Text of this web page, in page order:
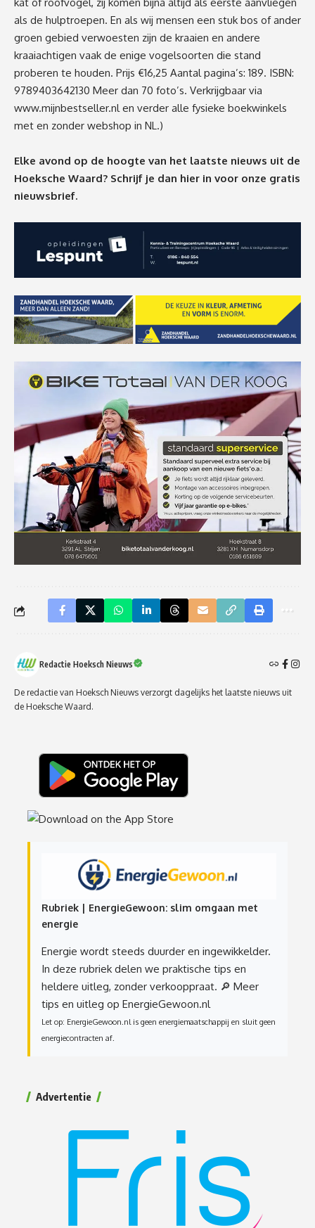
als de hulptroepen. En als wij mensen een stuk bos of ander
groen gebied verwoesten zijn de kraaien en andere
kraaiachtigen vaak de enige vogelsoorten die stand
proberen te houden. Prijs €16,25 Aantal pagina’s: 189. ISBN:
9789403642130 Meer dan 70 foto’s. Verkrijgbaar via
www.mijnbestseller.nl en verder alle fysieke boekwinkels
met en zonder webshop in NL.)
Elke avond op de hoogte van het laatste nieuws uit de
Hoeksche Waard? Schrijf je dan hier in voor onze gratis
nieuwsbrief.
Redactie Hoeksch Nieuws
De redactie van Hoeksch Nieuws verzorgt dagelijks het laatste nieuws uit
de Hoeksche Waard.
Rubriek | EnergieGewoon: slim omgaan met
energie
Energie wordt steeds duurder en ingewikkelder.
In deze rubriek delen we praktische tips en
heldere uitleg, zonder verkooppraat. 🔎 Meer
tips en uitleg op EnergieGewoon.nl
Let op: EnergieGewoon.nl is geen energiemaatschappij en sluit geen
energiecontracten af.
Advertentie